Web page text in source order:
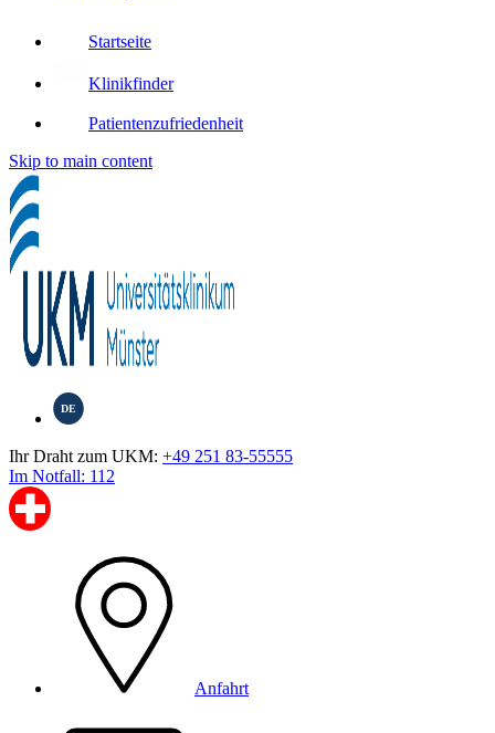
Startseite
Klinikfinder
Patientenzufriedenheit
Skip to main content
DE
Ihr Draht zum UKM: +49 251 83-55555
Im Notfall: 112
Anfahrt